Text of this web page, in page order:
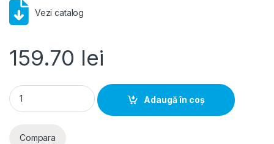
Vezi catalog
159.70 lei
Priză SCHUKO dublă 16A 250V alb polar catifelat, Berker Q.1
Adaugă în coș
Compara